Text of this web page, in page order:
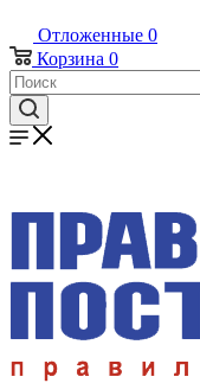
Отложенные 0
Корзина 0